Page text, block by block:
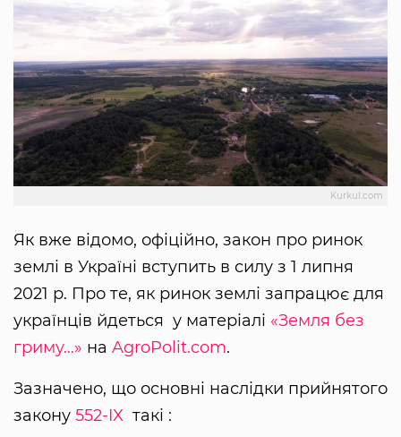
Kurkul.com
Як вже відомо, офіційно, закон про ринок
землі в Україні вступить в силу з 1 липня
2021 р. Про те, як ринок землі запрацює для
українців йдеться у матеріалі «Земля без
гриму…» на AgroPolit.com.
Зазначено, що основні наслідки прийнятого
закону 552-IX такі :